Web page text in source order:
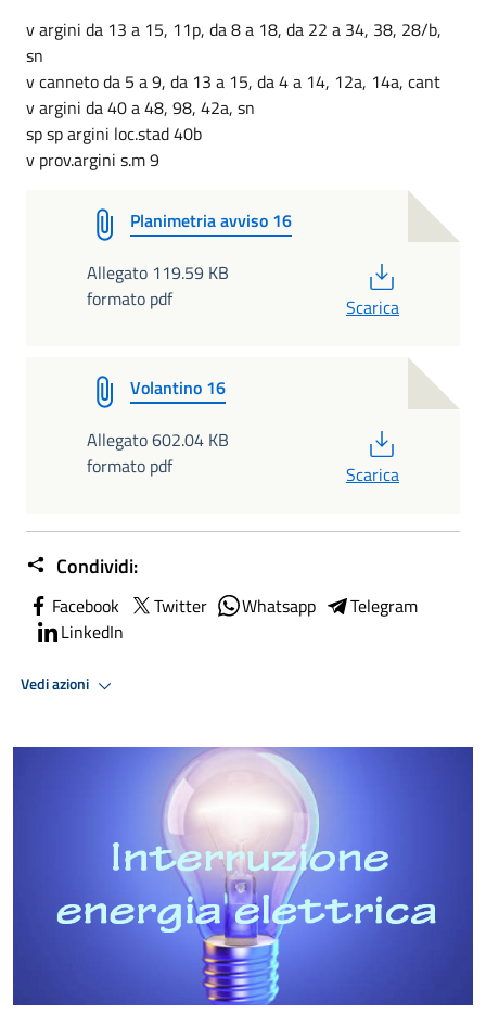
v argini da 13 a 15, 11p, da 8 a 18, da 22 a 34, 38, 28/b,
sn
v canneto da 5 a 9, da 13 a 15, da 4 a 14, 12a, 14a, cant
v argini da 40 a 48, 98, 42a, sn
sp sp argini loc.stad 40b
v prov.argini s.m 9
Planimetria avviso 16
Allegato 119.59 KB
formato pdf
Scarica
Volantino 16
Allegato 602.04 KB
formato pdf
Scarica
Condividi:
Facebook Twitter Whatsapp
Telegram
LinkedIn
Vedi azioni